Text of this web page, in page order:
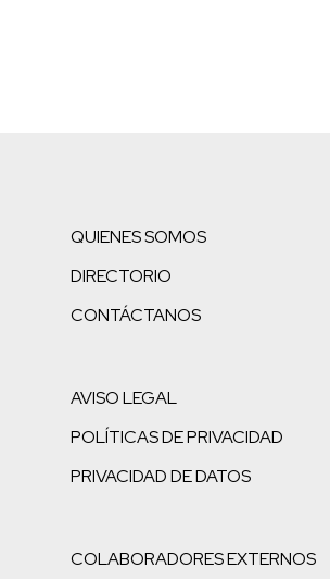
QUIENES SOMOS
DIRECTORIO
CONTÁCTANOS
AVISO LEGAL
POLÍTICAS DE PRIVACIDAD
PRIVACIDAD DE DATOS
COLABORADORES EXTERNOS